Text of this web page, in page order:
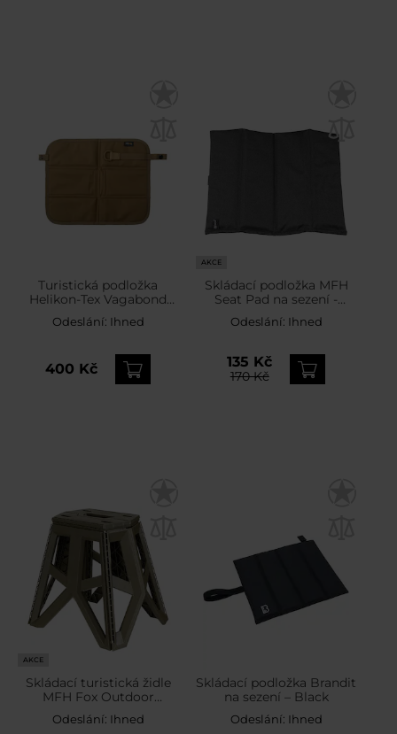
Turistická podložka
Helikon-Tex Vagabond
Seat Pad Coyote
Odeslání: Ihned
400 Kč
AKCE
Skládací podložka MFH
Seat Pad na sezení -
Black
Odeslání: Ihned
135 Kč
170 Kč
AKCE
Skládací turistická židle
MFH Fox Outdoor
Camping Stool 40 cm -
Olive
Odeslání: Ihned
Skládací podložka Brandit
na sezení – Black
Odeslání: Ihned